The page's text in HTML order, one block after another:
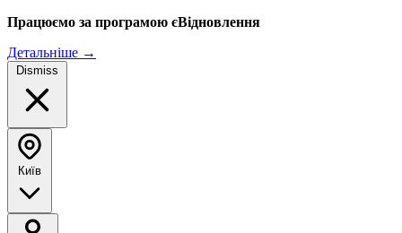
Працюємо за програмою єВідновлення
Детальніше →
Dismiss
Київ